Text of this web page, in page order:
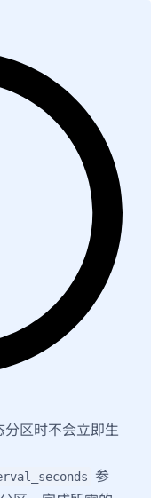
分区时不会立即生
参